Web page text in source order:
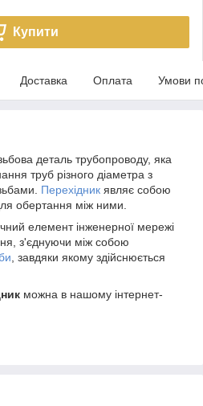
Купити
Доставка Оплата Умови
деталь трубопроводу, яка
труб різного діаметра з
Перехідник являє собою
обертання між ними.
елемент інженерної мережі
з'єднуючи між собою
, завдяки якому здійснюється
можна в нашому інтернет-